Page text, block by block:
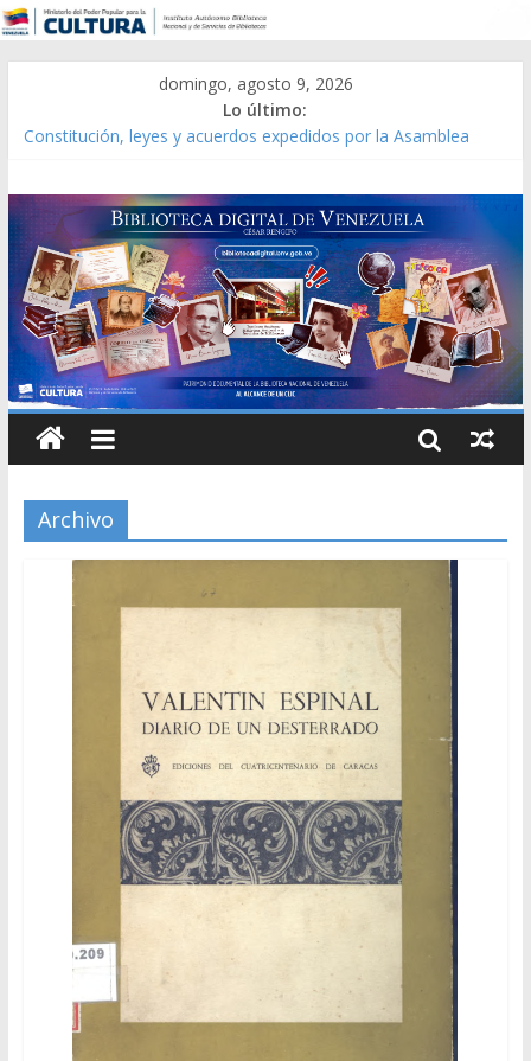
domingo, agosto 9, 2026
Lo último:
Constitución, leyes y acuerdos expedidos por la Asamblea
Modesta Bor Sánchez [material gráfico]
Gaceta Oficial de la República de Venezuela año CXXXIII Mes V,
Caracas 09 de marzo de 2006 N° 38.394
Catálogo temático de obras de Modesta Bor
Archivo